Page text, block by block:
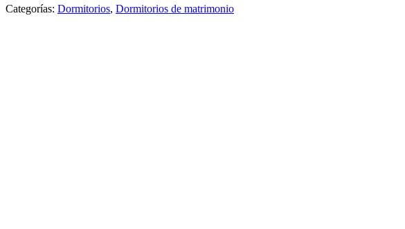
Categorías: Dormitorios, Dormitorios de matrimonio